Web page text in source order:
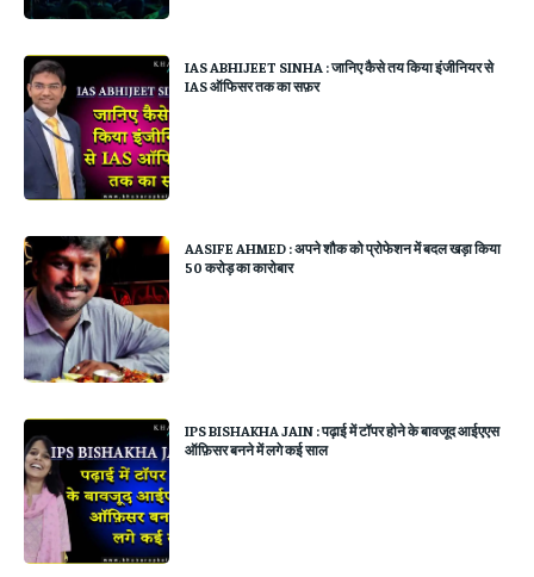
IAS ABHIJEET SINHA : जानिए कैसे तय किया इंजीनियर से
IAS ऑफिसर तक का सफ़र
AASIFE AHMED : अपने शौक को प्रोफेशन में बदल खड़ा किया
50 करोड़ का कारोबार
IPS BISHAKHA JAIN : पढ़ाई में टॉपर होने के बावजूद आईएएस
ऑफ़िसर बनने में लगे कई साल